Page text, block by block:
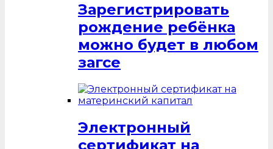
Зарегистрировать
рождение ребёнка
можно будет в любом
загсе
Электронный
сертификат на